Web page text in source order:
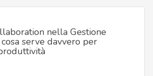
nella Gestione
serve davvero per